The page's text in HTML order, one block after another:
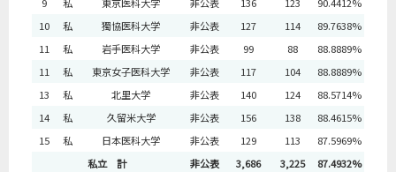
10
私 獨協医科大学 非公表 127 114
89.7638%
11
私 岩手医科大学 非公表 99 88
88.8889%
11
私 東京女子医科大学 非公表 117 104
88.8889%
13
私 北里大学 非公表 140 124
88.5714%
14
私 久留米大学 非公表 156 138
88.4615%
15
私 日本医科大学 非公表 129 113
87.5969%
私立 計
非公表 3,686 3,225
87.4932%